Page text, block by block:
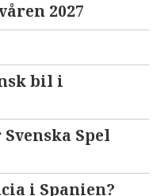
2027
bil i
Spel
i Spanien?